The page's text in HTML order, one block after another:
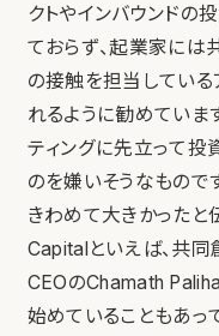
クトやインバウンドの
ておらず、起業家には
の接触を担当している
れるように勧めていま
ティングに先立って
のを嫌いそうなもので
きわめて大きかったと
Capitalといえば、共同
CEOのChamath
始めていることもあっ